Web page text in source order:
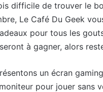
difficile de trouver le
Le Café Du Geek
pour tous les
à gagner, alors
un écran
pour jouer